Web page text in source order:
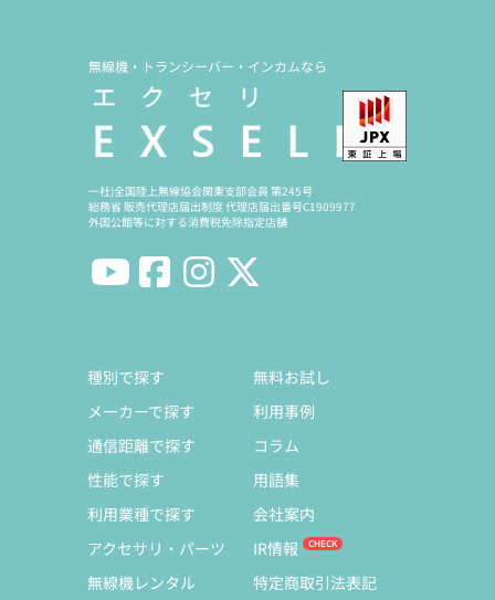
無線機・トランシーバー・インカムなら
一社)全国陸上無線協会関東支部会員 第245号
総務省 販売代理店届出制度 代理店届出番号C1909977
外国公館等に対する消費税免除指定店舗
種別で探す
メーカーで探す
通信距離で探す
性能で探す
利用業種で探す
アクセサリ・パーツ
無線機レンタル
無料お試し
利用事例
コラム
用語集
会社案内
IR情報
特定商取引法表記